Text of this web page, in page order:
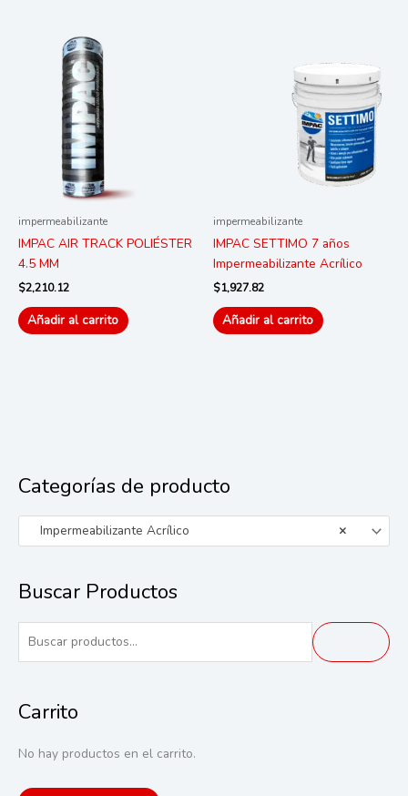
impermeabilizante
IMPAC AIR TRACK POLIÉSTER
4.5 MM
$2,210.12
Añadir al carrito
impermeabilizante
IMPAC SETTIMO 7 años
Impermeabilizante Acrílico
$1,927.82
Añadir al carrito
Categorías de producto
×
Impermeabilizante Acrílico
Buscar Productos
u
c
r
Carrito
No hay productos en el carrito.